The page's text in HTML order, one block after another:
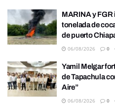
MARINA y FGR
tonelada de
de puerto
06/08/2026 0
Yamil Melgar
de Tapachula
Aire”
06/08/2026 0